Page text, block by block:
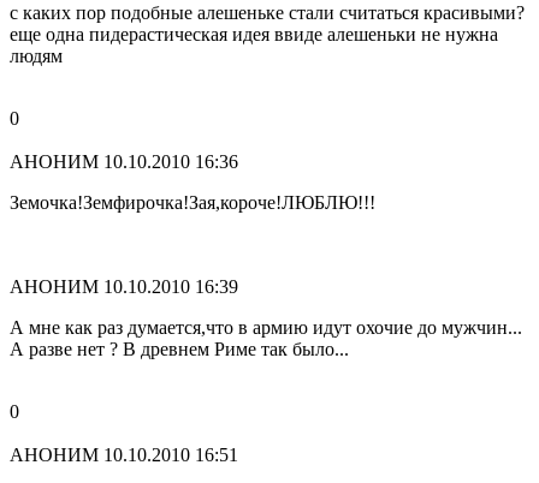
с каких пор подобные алешеньке стали считаться красивыми?
еще одна пидерастическая идея ввиде алешеньки не нужна
людям
0
АНОНИМ 10.10.2010 16:36
Земочка!Земфирочка!Зая,короче!ЛЮБЛЮ!!!
АНОНИМ 10.10.2010 16:39
А мне как раз думается,что в армию идут охочие до мужчин...
А разве нет ? В древнем Риме так было...
0
АНОНИМ 10.10.2010 16:51